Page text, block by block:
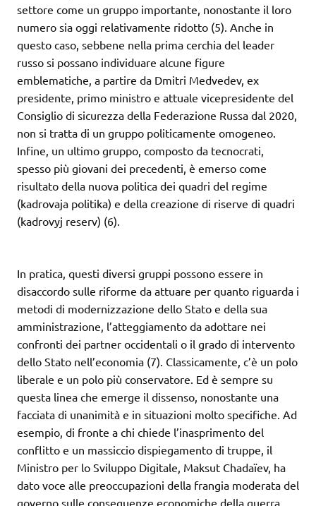
settore come un gruppo importante, nonostante il loro
numero sia oggi relativamente ridotto (5). Anche in
questo caso, sebbene nella prima cerchia del leader
russo si possano individuare alcune figure
emblematiche, a partire da Dmitri Medvedev, ex
presidente, primo ministro e attuale vicepresidente del
Consiglio di sicurezza della Federazione Russa dal 2020,
non si tratta di un gruppo politicamente omogeneo.
Infine, un ultimo gruppo, composto da tecnocrati,
spesso più giovani dei precedenti, è emerso come
risultato della nuova politica dei quadri del regime
(kadrovaja politika) e della creazione di riserve di quadri
(kadrovyj reserv) (6).
In pratica, questi diversi gruppi possono essere in
disaccordo sulle riforme da attuare per quanto riguarda i
metodi di modernizzazione dello Stato e della sua
amministrazione, l’atteggiamento da adottare nei
confronti dei partner occidentali o il grado di intervento
dello Stato nell’economia (7). Classicamente, c’è un polo
liberale e un polo più conservatore. Ed è sempre su
questa linea che emerge il dissenso, nonostante una
facciata di unanimità e in situazioni molto specifiche. Ad
esempio, di fronte a chi chiede l’inasprimento del
conflitto e un massiccio dispiegamento di truppe, il
Ministro per lo Sviluppo Digitale, Maksut Chadaïev, ha
dato voce alle preoccupazioni della frangia moderata del
governo sulle conseguenze economiche della guerra,